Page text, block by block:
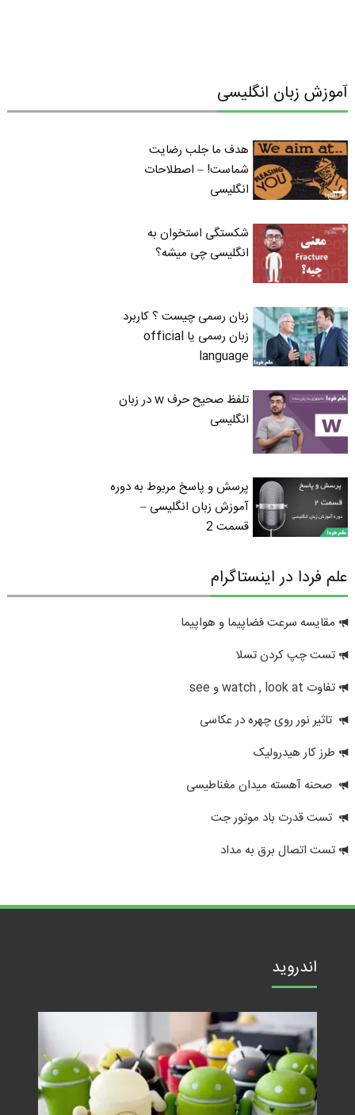
آموزش زبان انگلیسی
هدف ما جلب رضایت
شماست! – اصطلاحات
انگلیسی
شکستگی استخوان به
انگلیسی چی میشه؟
زبان رسمی چیست ؟ کاربرد
زبان رسمی یا official
language
تلفظ صحیح حرف w در زبان
انگلیسی
پرسش و پاسخ مربوط به دوره
آموزش زبان انگلیسی –
قسمت 2
علم فردا در اینستاگرام
مقایسه سرعت فضاپیما و هواپیما
تست چپ کردن تسلا
تفاوت watch , look at و see
تاثیر نور روی چهره در عکاسی
طرز کار هیدرولیک
صحنه آهسته میدان مغناطیسی
تست قدرت باد موتور جت
تست اتصال برق به مداد
اندروید